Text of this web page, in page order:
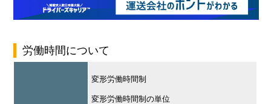
労働時間について
変形労働時間制
変形労働時間制の単位